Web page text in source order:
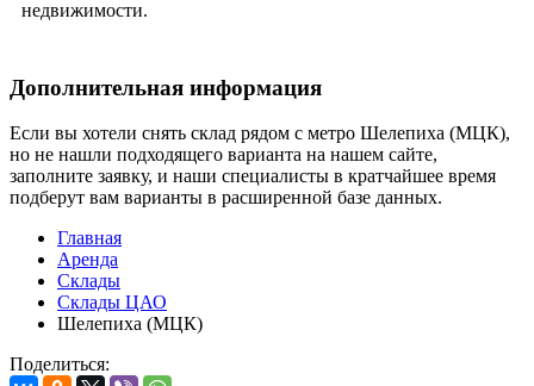
недвижимости.
Дополнительная информация
Если вы хотели снять склад рядом с метро Шелепиха (МЦК),
но не нашли подходящего варианта на нашем сайте,
заполните заявку, и наши специалисты в кратчайшее время
подберут вам варианты в расширенной базе данных.
Главная
Аренда
Склады
Склады ЦАО
Шелепиха (МЦК)
Поделиться: